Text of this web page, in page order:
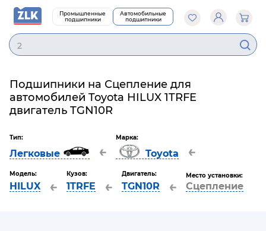
Промышленные
подшипники
Автомобильные
подшипники
22
Подшипники на Сцепление для
автомобилей Toyota HILUX 1TRFE
двигатель TGN10R
Тип:
Легковые ←
Марка:
Toyota ←
Модель:
HILUX ←
Кузов:
1TRFE ←
Двигатель:
TGN10R ←
Место установки:
Сцепление